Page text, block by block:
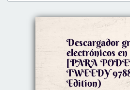
Descargador
electrónicos
[PARA
TWEEDY
Edition)